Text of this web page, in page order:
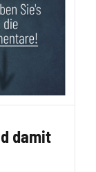
damit